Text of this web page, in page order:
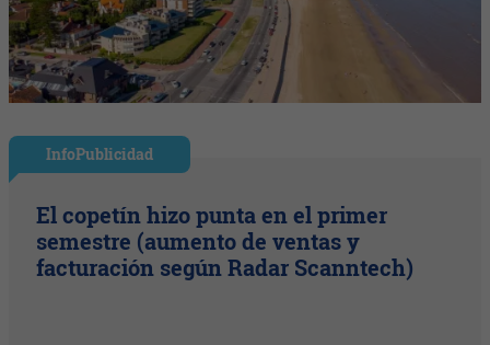
InfoPublicidad
El copetín hizo punta en el primer
semestre (aumento de ventas y
facturación según Radar Scanntech)